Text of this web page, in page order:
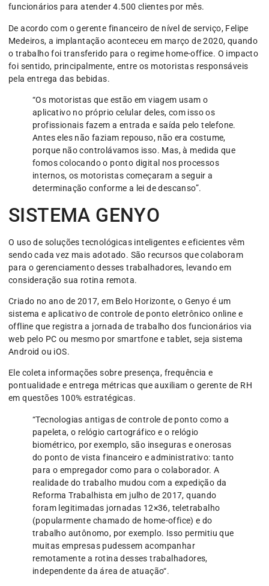
funcionários para atender 4.500 clientes por mês.
De acordo com o gerente financeiro de nível de serviço, Felipe
Medeiros, a implantação aconteceu em março de 2020, quando
o trabalho foi transferido para o regime home-office. O impacto
foi sentido, principalmente, entre os motoristas responsáveis
pela entrega das bebidas.
“Os motoristas que estão em viagem usam o
aplicativo no próprio celular deles, com isso os
profissionais fazem a entrada e saída pelo telefone.
Antes eles não faziam repouso, não era costume,
porque não controlávamos isso. Mas, à medida que
fomos colocando o ponto digital nos processos
internos, os motoristas começaram a seguir a
determinação conforme a lei de descanso”.
SISTEMA GENYO
O uso de soluções tecnológicas inteligentes e eficientes vêm
sendo cada vez mais adotado. São recursos que colaboram
para o gerenciamento desses trabalhadores, levando em
consideração sua rotina remota.
Criado no ano de 2017, em Belo Horizonte, o Genyo é um
sistema e aplicativo de controle de ponto eletrônico online e
offline que registra a jornada de trabalho dos funcionários via
web pelo PC ou mesmo por smartfone e tablet, seja sistema
Android ou iOS.
Ele coleta informações sobre presença, frequência e
pontualidade e entrega métricas que auxiliam o gerente de RH
em questões 100% estratégicas.
“Tecnologias antigas de controle de ponto como a
papeleta, o relógio cartográfico e o relógio
biométrico, por exemplo, são inseguras e onerosas
do ponto de vista financeiro e administrativo: tanto
para o empregador como para o colaborador. A
realidade do trabalho mudou com a expedição da
Reforma Trabalhista em julho de 2017, quando
foram legitimadas jornadas 12×36, teletrabalho
(popularmente chamado de home-office) e do
trabalho autônomo, por exemplo. Isso permitiu que
muitas empresas pudessem acompanhar
remotamente a rotina desses trabalhadores,
independente da área de atuação“.